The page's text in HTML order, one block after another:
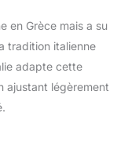
en Grèce mais a su
tradition italienne
adapte cette
ajustant légèrement